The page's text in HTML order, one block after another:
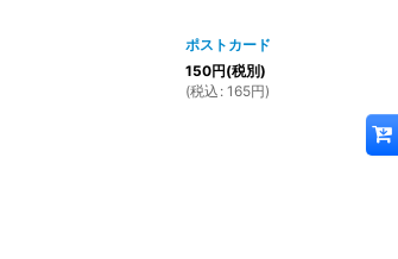
ポストカード
150円(税別)
(税込 : 165円)